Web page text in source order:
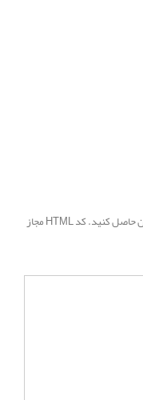
از پر شدن تمامی موارد الزامی ستاره‌دار (*) اطمینان حاصل کنید. کد HTML مجاز